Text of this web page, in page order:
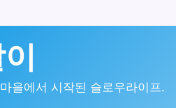
을에서 시작된 슬로우라이프.